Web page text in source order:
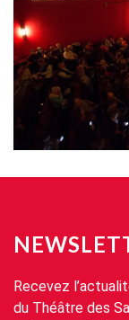
Recevez
du Théâtre des